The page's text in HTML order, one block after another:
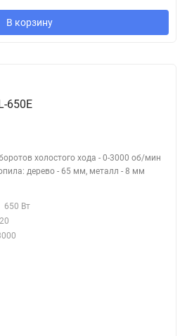
В корзину
650E
холостого хода - 0-3000 об/мин
дерево - 65 мм, металл - 8 мм
650 Вт